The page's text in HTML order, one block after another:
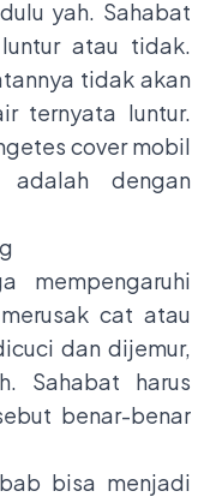
yah. Sahabat
atau tidak.
tidak akan
ternyata luntur.
cover mobil
dengan
mempengaruhi
cat atau
dan dijemur,
Sahabat harus
benar-benar
bisa menjadi